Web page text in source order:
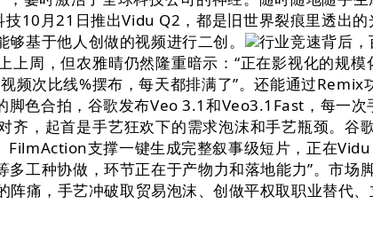
10月21日推出Vidu Q2，都是旧世界裂痕里透出
基于他人创做的视频进行二创。
行业竞速背后
周，但农雅晴仍然隆重暗示：“正在影视化的规
频次比线%摆布，每天都排满了”。还能通过
色合拍，谷歌发布Veo 3.1和Veo3.1Fast，每一
齐，起首是手艺狂欢下的需求泡沫和手艺瓶颈。
支撑一键生成完整叙事级短片，正在
工种协做，环节正在于产物力和落地能力”。市
痛，手艺冲破取贸易泡沫、创做平权取职业替代、